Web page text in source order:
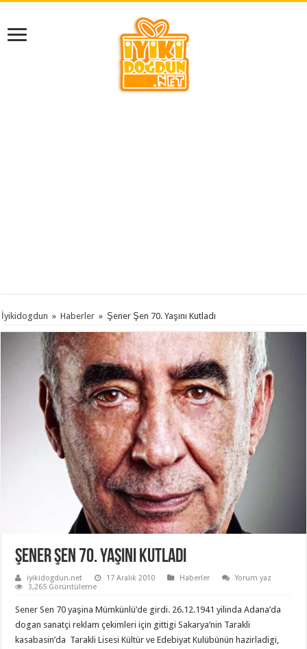
İyikidogdun » Haberler » Şener Şen 70. Yaşını Kutladı
Şener Şen 70. Yaşını Kutladı
iyikidogdun.net 17 Aralık 2010 Haberler
Yorum yaz
3,265 Görüntüleme
Sener Sen 70 yaşina Mümkünlü’de girdi. 26.12.1941 yilinda Adana’da
dogan sanatçi reklam çekimleri için gittigi Sakarya’nin Tarakli
kasabasin’da Tarakli Lisesi Kültür ve Edebiyat Kulübünün hazirladigi,